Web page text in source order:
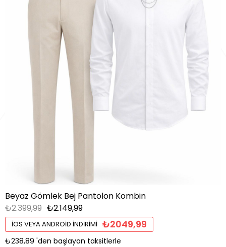
Beyaz Gömlek Bej Pantolon Kombin
₺2.399,99 ₺2.149,99
İOS VEYA ANDROID İNDIRIMI ₺2049,99
₺238,89 'den başlayan taksitlerle